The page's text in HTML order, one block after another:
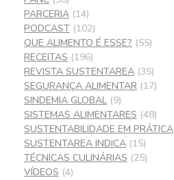
PARCERIA (14)
PODCAST (102)
QUE ALIMENTO É ESSE? (55)
RECEITAS (196)
REVISTA SUSTENTAREA (35)
SEGURANÇA ALIMENTAR (17)
SINDEMIA GLOBAL (9)
SISTEMAS ALIMENTARES (48)
SUSTENTABILIDADE EM PRÁTICA
SUSTENTAREA INDICA (15)
TÉCNICAS CULINÁRIAS (25)
VÍDEOS (4)